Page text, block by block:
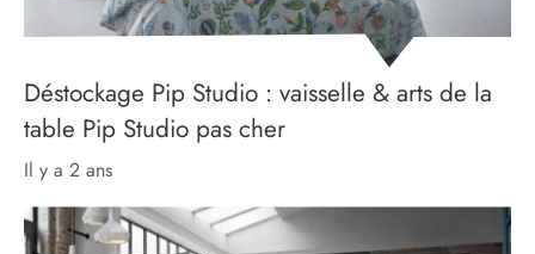
Déstockage Pip Studio : vaisselle & arts de la
table Pip Studio pas cher
il y a 2 ans